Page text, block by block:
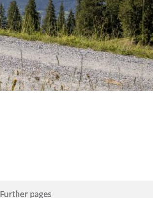
Further pages